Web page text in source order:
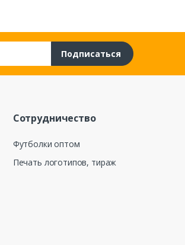
Подписаться
Сотрудничество
Футболки оптом
Печать логотипов, тираж